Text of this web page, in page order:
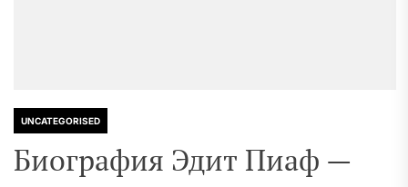
UNCATEGORISED
Биография Эдит Пиаф —